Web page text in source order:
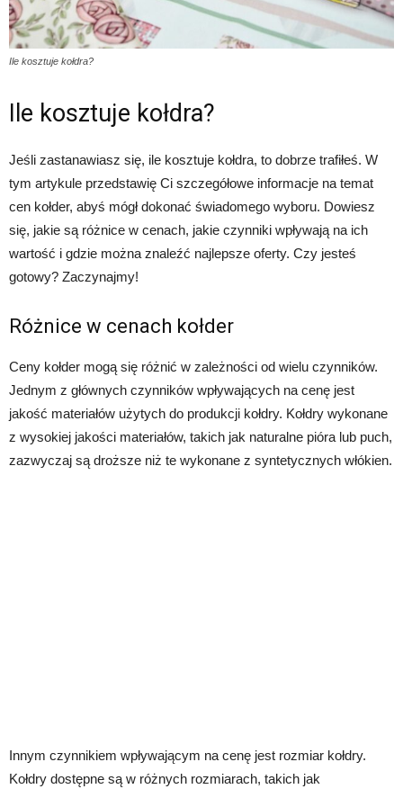
Ile kosztuje kołdra?
Ile kosztuje kołdra?
Jeśli zastanawiasz się, ile kosztuje kołdra, to dobrze trafiłeś. W
tym artykule przedstawię Ci szczegółowe informacje na temat
cen kołder, abyś mógł dokonać świadomego wyboru. Dowiesz
się, jakie są różnice w cenach, jakie czynniki wpływają na ich
wartość i gdzie można znaleźć najlepsze oferty. Czy jesteś
gotowy? Zaczynajmy!
Różnice w cenach kołder
Ceny kołder mogą się różnić w zależności od wielu czynników.
Jednym z głównych czynników wpływających na cenę jest
jakość materiałów użytych do produkcji kołdry. Kołdry wykonane
z wysokiej jakości materiałów, takich jak naturalne pióra lub puch,
zazwyczaj są droższe niż te wykonane z syntetycznych włókien.
Innym czynnikiem wpływającym na cenę jest rozmiar kołdry.
Kołdry dostępne są w różnych rozmiarach, takich jak